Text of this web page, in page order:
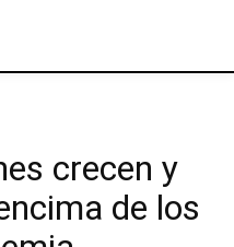
crecen y
de los